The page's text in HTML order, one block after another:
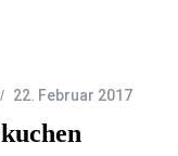
22. Februar 2017